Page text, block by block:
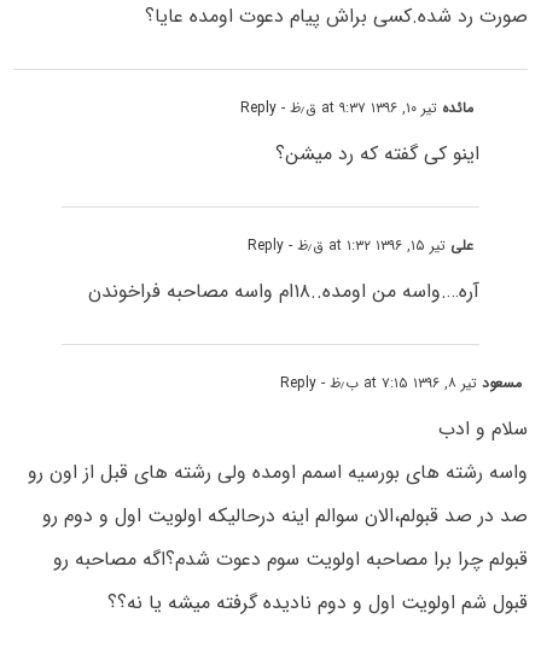
صورت رد شده.کسی براش پیام دعوت اومده عایا؟
مائده تیر ۱۰, ۱۳۹۶ at ۹:۳۷ ق٫ظ - Reply
اینو کی گفته که رد میشن؟
علی تیر ۱۵, ۱۳۹۶ at ۱:۳۲ ق٫ظ - Reply
آره….واسه من اومده..۱۸ام واسه مصاحبه فراخوندن
مسعودتیر ۸, ۱۳۹۶ at ۷:۱۵ ب٫ظ - Reply
سلام و ادب
واسه رشته های بورسیه اسمم اومده ولی رشته های قبل از اون رو
صد در صد قبولم،الان سوالم اینه درحالیکه اولویت اول و دوم رو
قبولم چرا برا مصاحبه اولویت سوم دعوت شدم؟اگه مصاحبه رو
قبول شم اولویت اول و دوم نادیده گرفته میشه یا نه؟؟